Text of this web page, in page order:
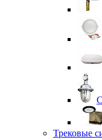
Трековые